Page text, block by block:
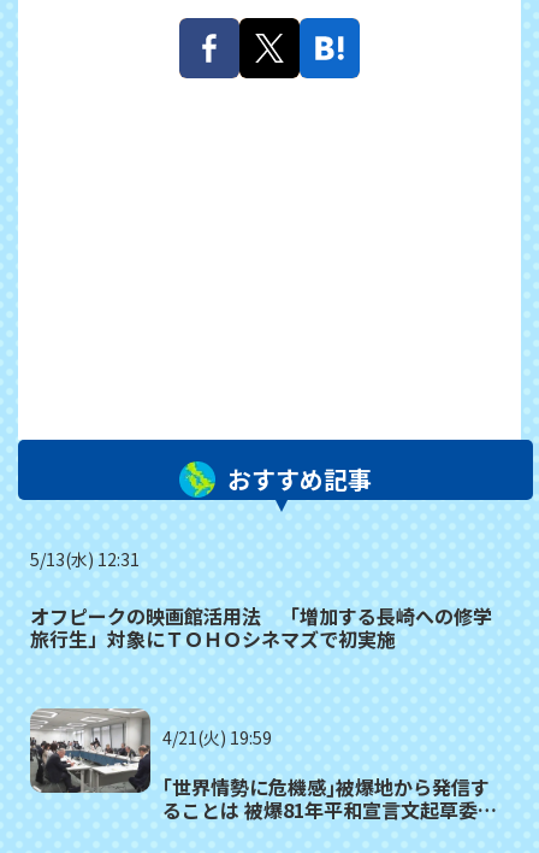
おすすめ記事
5/13(水) 12:31
オフピークの映画館活用法 「増加する長崎への修学
旅行生」対象にＴＯＨＯシネマズで初実施
4/21(火) 19:59
｢世界情勢に危機感｣被爆地から発信す
ることは 被爆81年平和宣言文起草委員